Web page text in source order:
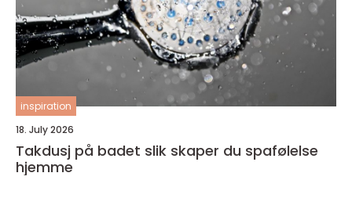
inspiration
18. July 2026
Takdusj på badet slik skaper du spafølelse
hjemme